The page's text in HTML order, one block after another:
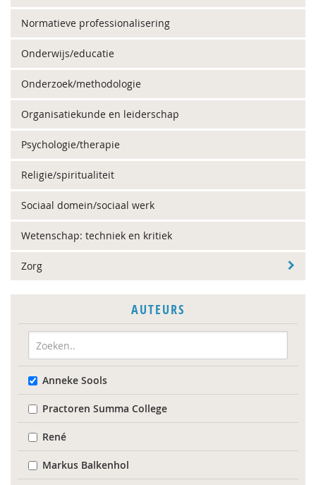
Normatieve professionalisering
Onderwijs/educatie
Onderzoek/methodologie
Organisatiekunde en leiderschap
Psychologie/therapie
Religie/spiritualiteit
Sociaal domein/sociaal werk
Wetenschap: techniek en kritiek
Zorg
AUTEURS
Anneke Sools
Practoren Summa College
René
Markus Balkenhol